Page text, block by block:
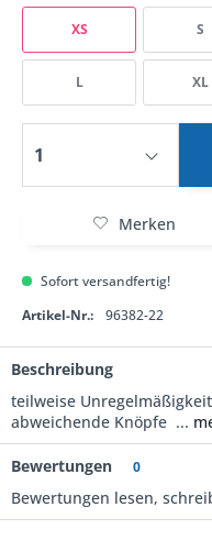
XS S
L XL
Merken
Sofort versandfertig!
Artikel-Nr.:
96382-22
Beschreibung
teilweise
abweichende Knöpfe ...
Bewertungen 0
Bewertungen lesen,